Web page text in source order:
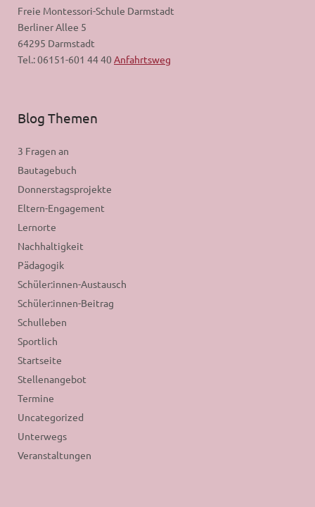
Freie Montessori-Schule Darmstadt
Berliner Allee 5
64295 Darmstadt
Tel.: 06151-601 44 40Anfahrtsweg
Blog Themen
3 Fragen an
Bautagebuch
Donnerstagsprojekte
Eltern-Engagement
Lernorte
Nachhaltigkeit
Pädagogik
Schüler:innen-Austausch
Schüler:innen-Beitrag
Schulleben
Sportlich
Startseite
Stellenangebot
Termine
Uncategorized
Unterwegs
Veranstaltungen